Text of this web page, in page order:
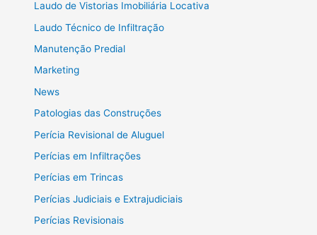
Laudo de Vistorias Imobiliária Locativa
Laudo Técnico de Infiltração
Manutenção Predial
Marketing
News
Patologias das Construções
Perícia Revisional de Aluguel
Perícias em Infiltrações
Perícias em Trincas
Perícias Judiciais e Extrajudiciais
Perícias Revisionais